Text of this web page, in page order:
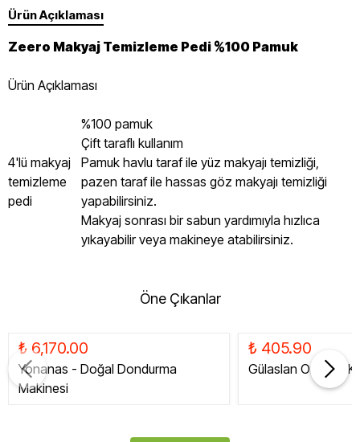
Ürün Açıklaması
Zeero Makyaj Temizleme Pedi %100 Pamuk
Ürün Açıklaması
4'lü makyaj
temizleme
pedi
%100 pamuk
Çift taraflı kullanım
Pamuk havlu taraf ile yüz makyajı temizliği,
pazen taraf ile hassas göz makyajı temizliği
yapabilirsiniz.
Makyaj sonrası bir sabun yardımıyla hızlıca
yıkayabilir veya makineye atabilirsiniz.
Öne Çıkanlar
₺ 6,170.00
Yonanas - Doğal Dondurma
Makinesi
₺ 405.90
Gülaslan Organik